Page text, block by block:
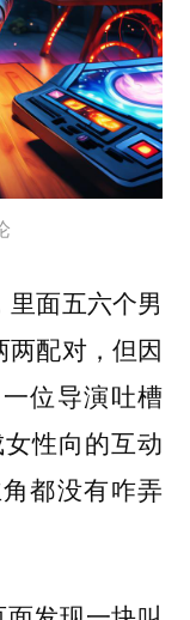
面五六个男
配对，但因
位导演吐槽
性向的互动
都没有咋弄